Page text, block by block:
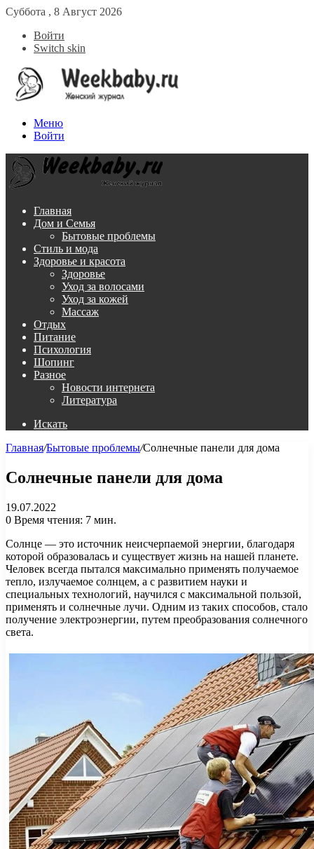
Суббота , 8 Август 2026
Войти
Switch skin
Меню
Войти
Главная
Дом и Семья
Бытовые проблемы
Стиль и мода
Здоровье и красота
Здоровье
Уход за волосами
Уход за кожей
Массаж
Отдых
Питание
Психология
Шопинг
Разное
Новости интернета
Литература
Искать
Главная/Бытовые проблемы/Солнечные панели для дома
Солнечные панели для дома
19.07.2022
0 Время чтения: 7 мин.
Солнце — это источник неисчерпаемой энергии, благодаря
которой образовалась и существует жизнь на нашей планете.
Человек всегда пытался максимально применять получаемое
тепло, излучаемое солнцем, а с развитием науки и
специальных технологий, научился с максимальной пользой,
применять и солнечные лучи. Одним из таких способов, стало
получение электроэнергии, путем преобразования солнечного
света.